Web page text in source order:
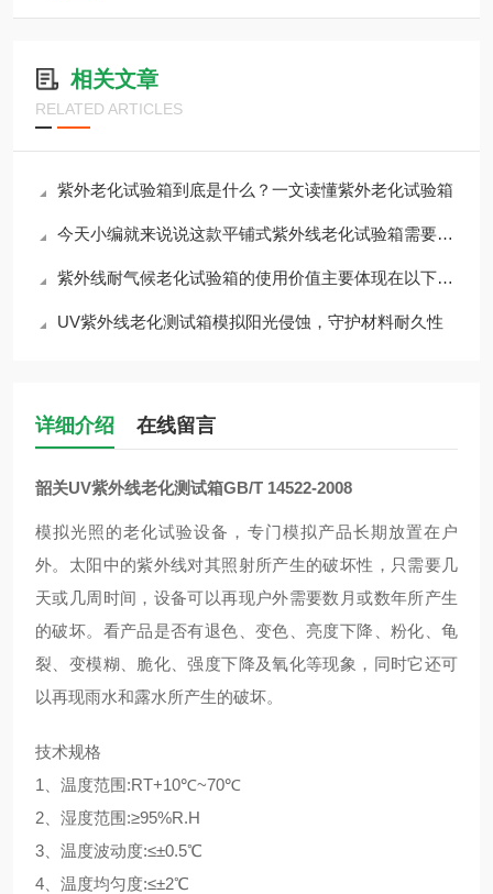
相关文章
RELATED ARTICLES
紫外老化试验箱到底是什么？一文读懂紫外老化试验箱
今天小编就来说说这款平铺式紫外线老化试验箱需要如何维护与保养
紫外线耐气候老化试验箱的使用价值主要体现在以下几个方面
UV紫外线老化测试箱模拟阳光侵蚀，守护材料耐久性
详细介绍 在线留言
韶关UV紫外线老化测试箱GB/T 14522-2008
模拟光照的老化试验设备，专门模拟产品长期放置在户
外。太阳中的紫外线对其照射所产生的破坏性，只需要几
天或几周时间，设备可以再现户外需要数月或数年所产生
的破坏。看产品是否有退色、变色、亮度下降、粉化、龟
裂、变模糊、脆化、强度下降及氧化等现象，同时它还可
以再现雨水和露水所产生的破坏。
技术规格
1、温度范围:RT+10℃~70℃
2、湿度范围:≥95%R.H
3、温度波动度:≤±0.5℃
4、温度均匀度:≤±2℃